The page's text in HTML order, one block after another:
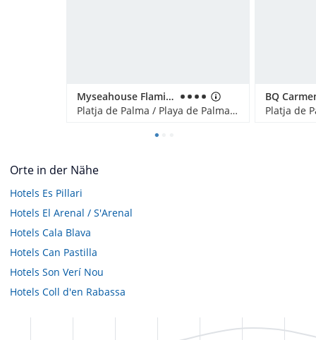
Myseahouse Flamingo - Adults only
Platja de Palma / Playa de Palma, Spanien
Orte in der Nähe
Hotels Es Pillari
Hotels El Arenal / S'Arenal
Hotels Cala Blava
Hotels Can Pastilla
Hotels Son Verí Nou
Hotels Coll d'en Rabassa